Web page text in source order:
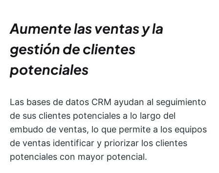
Aumente las ventas y la
gestión de clientes
potenciales
Las bases de datos CRM ayudan al seguimiento
de sus clientes potenciales a lo largo del
embudo de ventas, lo que permite a los equipos
de ventas identificar y priorizar los clientes
potenciales con mayor potencial.